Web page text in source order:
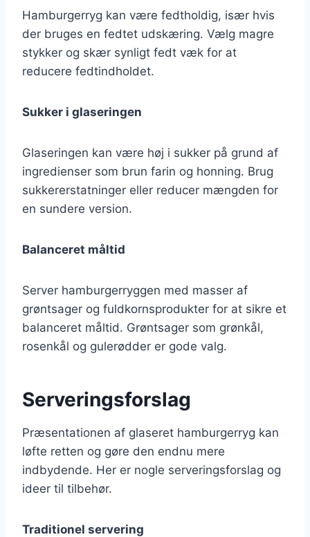
Hamburgerryg kan være fedtholdig, især hvis
der bruges en fedtet udskæring. Vælg magre
stykker og skær synligt fedt væk for at
reducere fedtindholdet.
Sukker i glaseringen
Glaseringen kan være høj i sukker på grund af
ingredienser som brun farin og honning. Brug
sukkererstatninger eller reducer mængden for
en sundere version.
Balanceret måltid
Server hamburgerryggen med masser af
grøntsager og fuldkornsprodukter for at sikre et
balanceret måltid. Grøntsager som grønkål,
rosenkål og gulerødder er gode valg.
Serveringsforslag
Præsentationen af glaseret hamburgerryg kan
løfte retten og gøre den endnu mere
indbydende. Her er nogle serveringsforslag og
ideer til tilbehør.
Traditionel servering